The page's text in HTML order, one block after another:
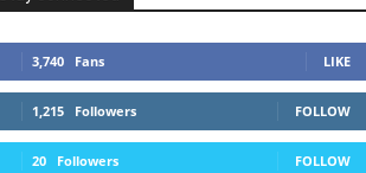
3,740 Fans LIKE
1,215 Followers FOLLOW
20 Followers FOLLOW